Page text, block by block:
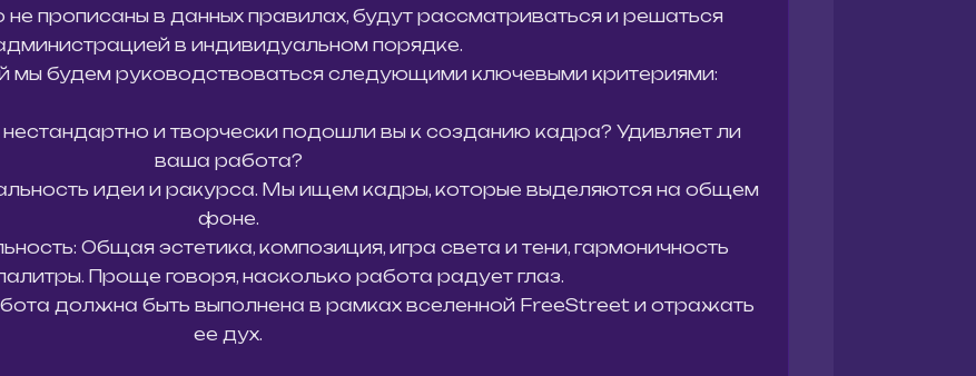
прописаны в данных правилах, будут рассматриваться и решаться
в индивидуальном порядке.
мы будем руководствоваться следующими ключевыми критериями:
нестандартно и творчески подошли вы к созданию кадра? Удивляет ли
ваша работа?
идеи и ракурса. Мы ищем кадры, которые выделяются на общем
фоне.
Общая эстетика, композиция, игра света и тени, гармоничность
Проще говоря, насколько работа радует глаз.
должна быть выполнена в рамках вселенной FreeStreet и отражать
ее дух.